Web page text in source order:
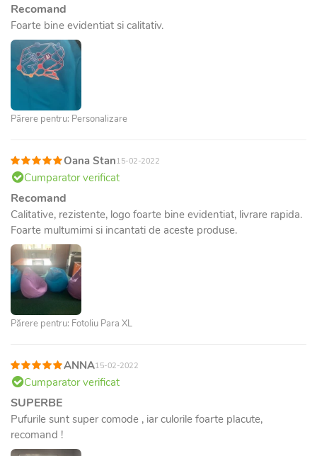
Recomand
Foarte bine evidentiat si calitativ.
Părere pentru: Personalizare
Oana Stan15-02-2022
Cumparator verificat
Recomand
Calitative, rezistente, logo foarte bine evidentiat, livrare rapida.
Foarte multumimi si incantati de aceste produse.
Părere pentru: Fotoliu Para XL
ANNA15-02-2022
Cumparator verificat
SUPERBE
Pufurile sunt super comode , iar culorile foarte placute,
recomand !